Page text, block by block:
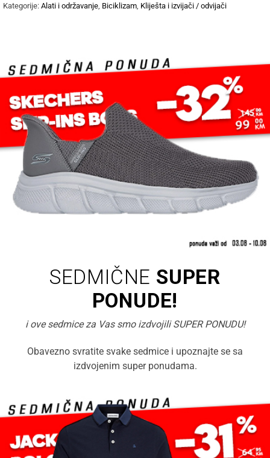
Kategorije: Alati i održavanje Biciklizam Kliješta i izvijači / odvijači
SEDMIČNE SUPER
PONUDE!
i ove sedmice za Vas smo izdvojili SUPER PONUDU!
Obavezno svratite svake sedmice i upoznajte se sa
izdvojenim super ponudama.